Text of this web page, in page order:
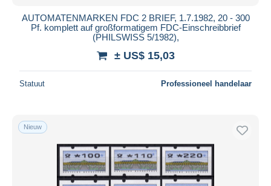
AUTOMATENMARKEN FDC 2 BRIEF, 1.7.1982, 20 - 300
Pf. komplett auf großformatigem FDC-Einschreibbrief
(PHILSWISS 5/1982),
± US$ 15,03
Statuut Professioneel handelaar
Nieuw